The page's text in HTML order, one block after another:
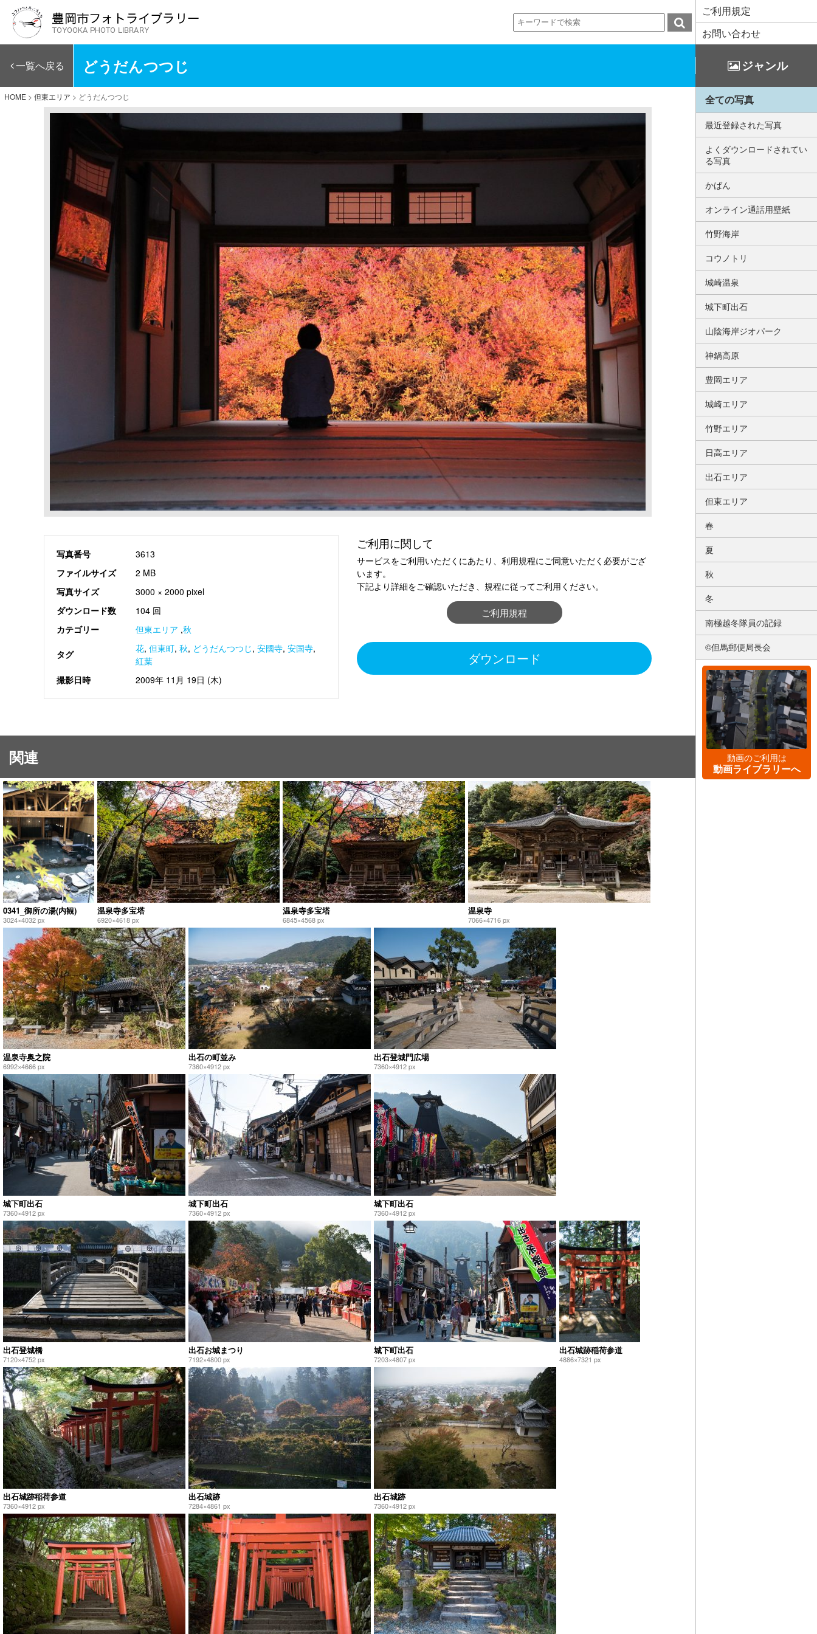
ご利用規定
お問い合わせ
一覧へ戻る どうだんつつじ ジャンル
HOME > 但東エリア > どうだんつつじ
写真番号
3613
ファイルサイズ
2 MB
写真サイズ
3000 × 2000 pixel
ダウンロード数
104 回
カテゴリー
但東エリア ,秋
タグ 花, 但東町, 秋, どうだんつつじ, 安國寺, 安国寺,
紅葉
撮影日時
2009年 11月 19日 (木)
ご利用に関して
サービスをご利用いただくにあたり、利用規程にご同意いただく必要がござ
います。
下記より詳細をご確認いただき、規程に従ってご利用ください。
ご利用規程
ダウンロード
関連
0341_御所の湯(内観)
3024×4032 px
温泉寺多宝塔
6920×4618 px
温泉寺多宝塔
6845×4568 px
温泉寺
7066×4716 px
温泉寺奥之院
6992×4666 px
出石の町並み
7360×4912 px
出石登城門広場
7360×4912 px
城下町出石
7360×4912 px
城下町出石
7360×4912 px
城下町出石
7360×4912 px
出石登城橋
7120×4752 px
出石お城まつり
7192×4800 px
城下町出石
7203×4807 px
出石城跡稲荷参道
4886×7321 px
出石城跡稲荷参道
7360×4912 px
出石城跡
7284×4861 px
出石城跡
7360×4912 px
全ての写真
最近登録された写真
よくダウンロードされてい
る写真
かばん
オンライン通話用壁紙
竹野海岸
コウノトリ
城崎温泉
城下町出石
山陰海岸ジオパーク
神鍋高原
豊岡エリア
城崎エリア
竹野エリア
日高エリア
出石エリア
但東エリア
春
夏
秋
冬
南極越冬隊員の記録
©但馬郵便局長会
動画のご利用は
動画ライブラリーへ